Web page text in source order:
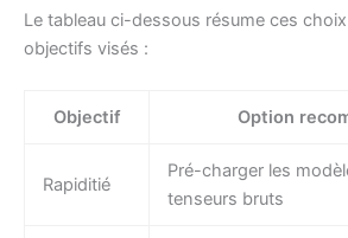
Le tableau ci-dessous résume ces
objectifs visés :
Objectif Option
Rapiditié
Pré-charger les
tenseurs bruts